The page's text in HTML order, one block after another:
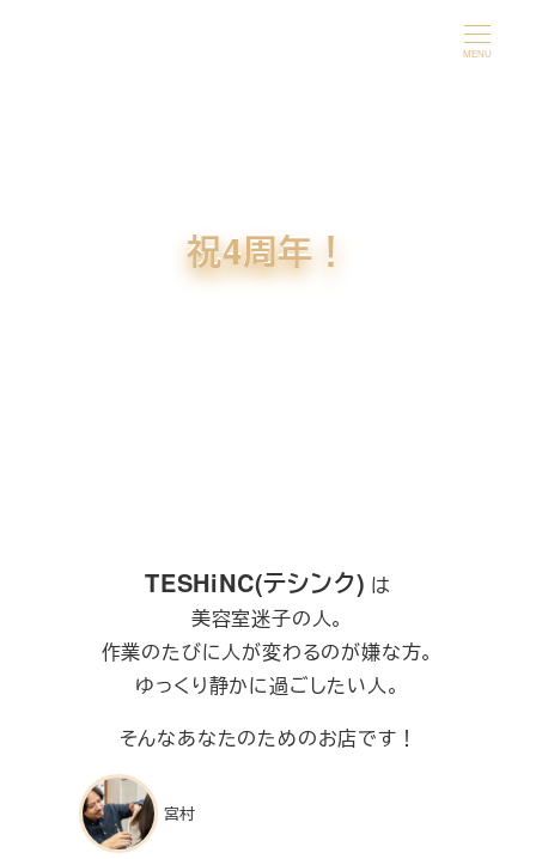
MENU
祝4周年！
TESHiNC(テシンク) は
美容室迷子の人。
作業のたびに人が変わるのが嫌な方。
ゆっくり静かに過ごしたい人。
そんなあなたのためのお店です！
宮村